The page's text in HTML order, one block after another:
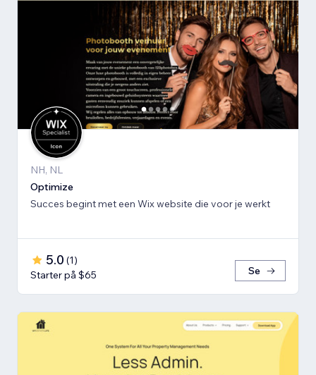
NH, NL
Optimize
Succes begint met een Wix website die voor je werkt
5.0 (1)
Starter på $65
Se